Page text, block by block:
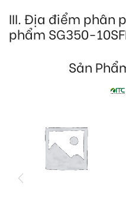
III. Địa điểm phân
phẩm SG350-
Sản